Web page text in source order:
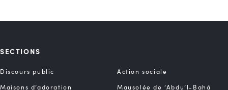
SECTIONS
Discours public
Action sociale
Maisons d’adoration
Mausolée de ‘Abdu’l-Bahá